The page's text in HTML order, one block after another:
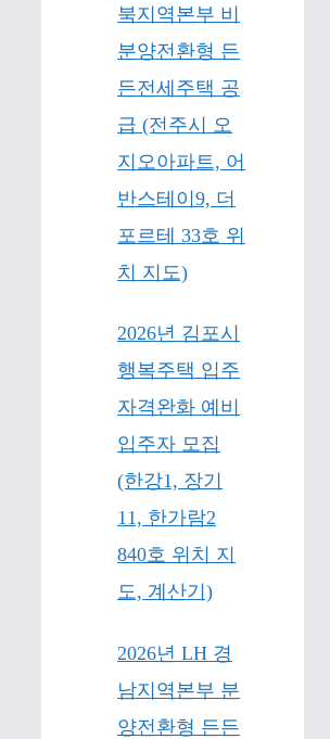
북지역본부 비
분양전환형 든
든전세주택 공
급 (전주시 오
지오아파트, 어
반스테이9, 더
포르테 33호 위
치 지도)
2026년 김포시
행복주택 입주
자격완화 예비
입주자 모집
(한강1, 장기
11, 한가람2
840호 위치 지
도, 계산기)
2026년 LH 경
남지역본부 분
양전환형 든든